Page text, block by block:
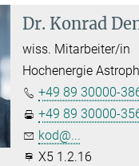
Dr. Konrad
wiss. Mitarbeiter/in
Hochenergie
+49 89 30000-
+49 89 30000-
kod@...
X5 1.2.16